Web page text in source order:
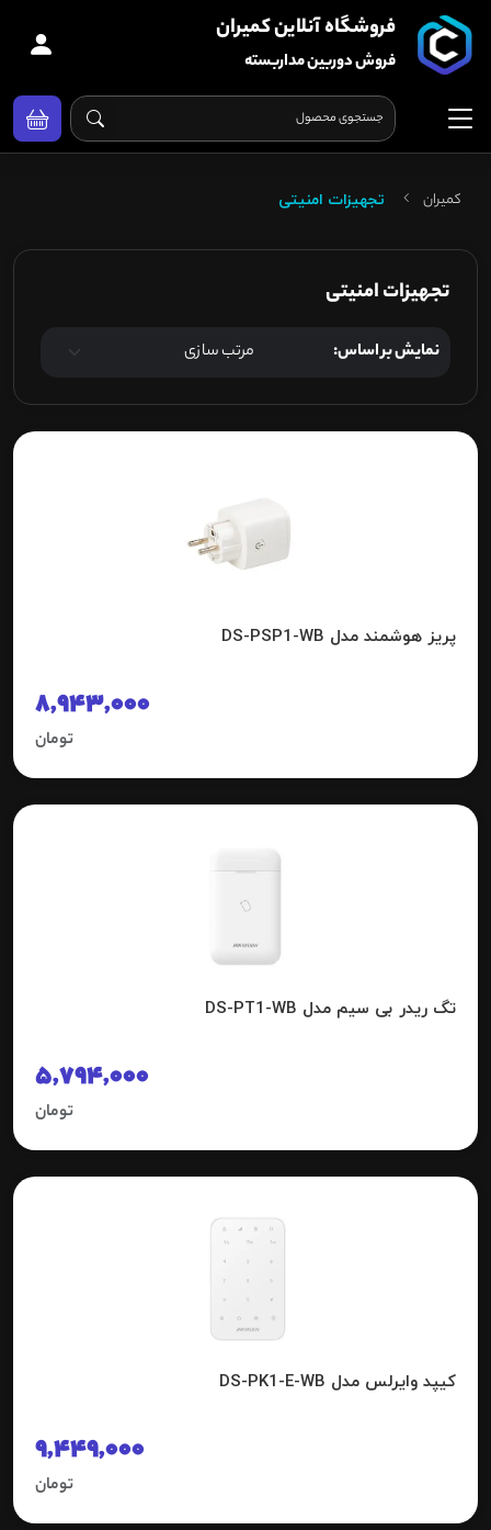
فروشگاه آنلاین کمیران
فروش دوربین مداربسته
کمیران تجهیزات امنیتی
تجهیزات امنیتی
نمایش بر اساس:
پریز هوشمند مدل DS-PSP1-WB
8,943,000
تومان
تگ ریدر بی سیم مدل DS-PT1-WB
5,794,000
تومان
کیپد وایرلس مدل DS-PK1-E-WB
9,449,000
تومان